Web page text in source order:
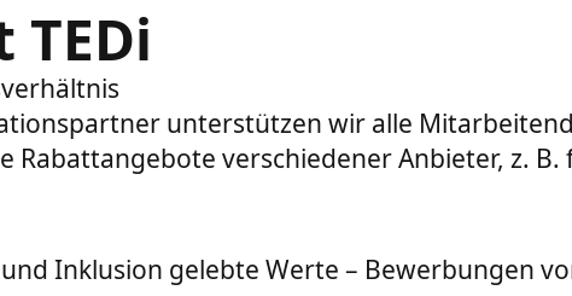
TEDi
unterstützen wir alle
Rabattangebote verschiedener Anbieter, z. B.
und Inklusion gelebte Werte – Bewerbungen